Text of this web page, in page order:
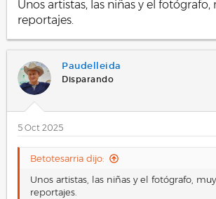
Unos artistas, las niñas y el
reportajes.
Paudelleida
Disparando
5 Oct 2025
Betotesarria dijo:
Unos artistas, las niñas y el fotógrafo,
reportajes.